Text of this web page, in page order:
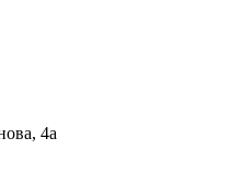
4а